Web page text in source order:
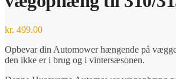
kr. 499.00
Opbevar din Automower hængende på
den ikke er i brug og i vintersæsonen.